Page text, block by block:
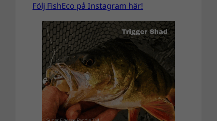
Följ FishEco på Instagram här!